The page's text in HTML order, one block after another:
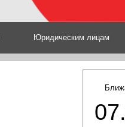
Юридическим лицам